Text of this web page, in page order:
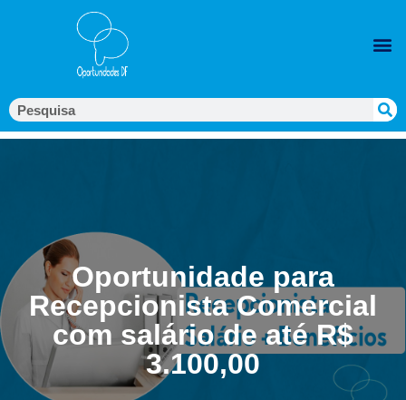
Oportunidade para
Recepcionista Comercial
com salário de até R$
3.100,00